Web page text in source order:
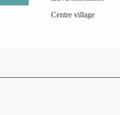
Centre village